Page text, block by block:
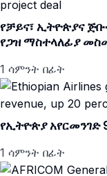
የቻይና፣ ኢትዮጵያና
የጋዝ ማስተላለፊያ
1 ሳምንት በፊት
የኢትዮጵያ አየርመንገድ
1 ሳምንት በፊት